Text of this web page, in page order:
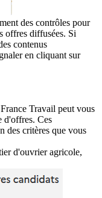
des contrôles pour
offres diffusées. Si
contenus
en cliquant sur
Travail peut vous
d'offres. Ces
des critères que vous
d'ouvrier agricole,